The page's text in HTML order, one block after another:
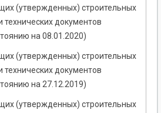
(утвержденных) строительных
документов
на 08.01.2020)
(утвержденных) строительных
документов
на 27.12.2019)
(утвержденных) строительных